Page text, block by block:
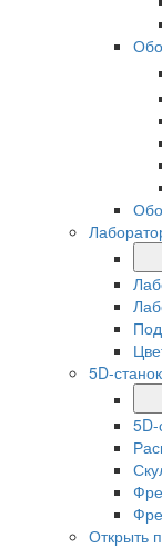
5D-станок
5D-
Открыть